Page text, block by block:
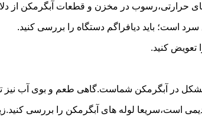
حرارتی،رسوب در مخزن و قطعات آبگرمکن از
است؛ باید دیافراگم دستگاه را بررسی کنید.
تعویض کنید.
مشکل در آبگرمکن شماست.گاهی طعم و بوی آب نیز
لوله های آبگرمکن را بررسی